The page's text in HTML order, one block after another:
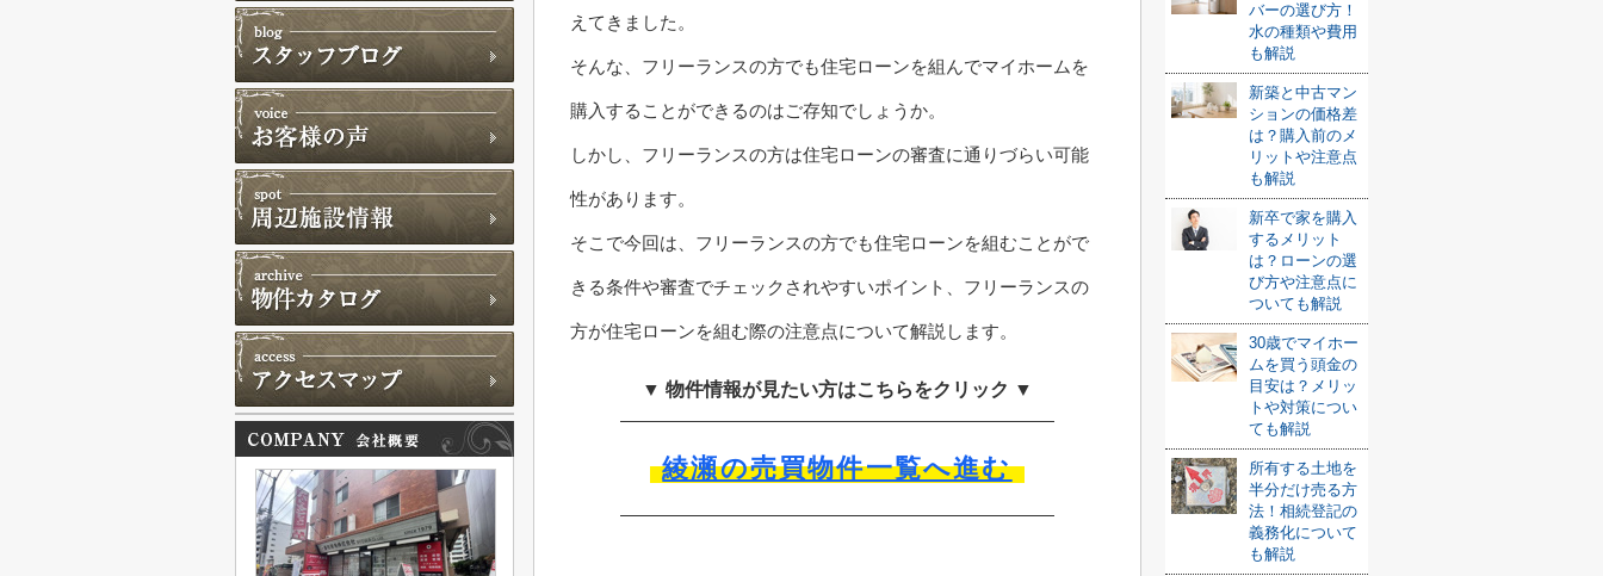
えてきました。
そんな、フリーランスの方でも住宅ローンを組んでマイホームを
購入することができるのはご存知でしょうか。
しかし、フリーランスの方は住宅ローンの審査に通りづらい可能
性があります。
そこで今回は、フリーランスの方でも住宅ローンを組むことがで
きる条件や審査でチェックされやすいポイント、フリーランスの
方が住宅ローンを組む際の注意点について解説します。
▼ 物件情報が見たい方はこちらをクリック ▼
綾瀬の売買物件一覧へ進む
バーの選び方！
水の種類や費用
も解説
新築と中古マン
ションの価格差
は？購入前のメ
リットや注意点
も解説
新卒で家を購入
するメリット
は？ローンの選
び方や注意点に
ついても解説
30歳でマイホー
ムを買う頭金の
目安は？メリッ
トや対策につい
ても解説
所有する土地を
半分だけ売る方
法！相続登記の
義務化について
も解説